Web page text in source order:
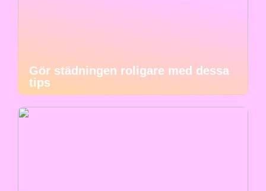
Gör städningen roligare med dessa
tips